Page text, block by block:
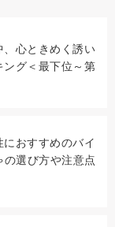
、心ときめく誘い
ング＜最下位～第
おすすめのバイ
の選び方や注意点